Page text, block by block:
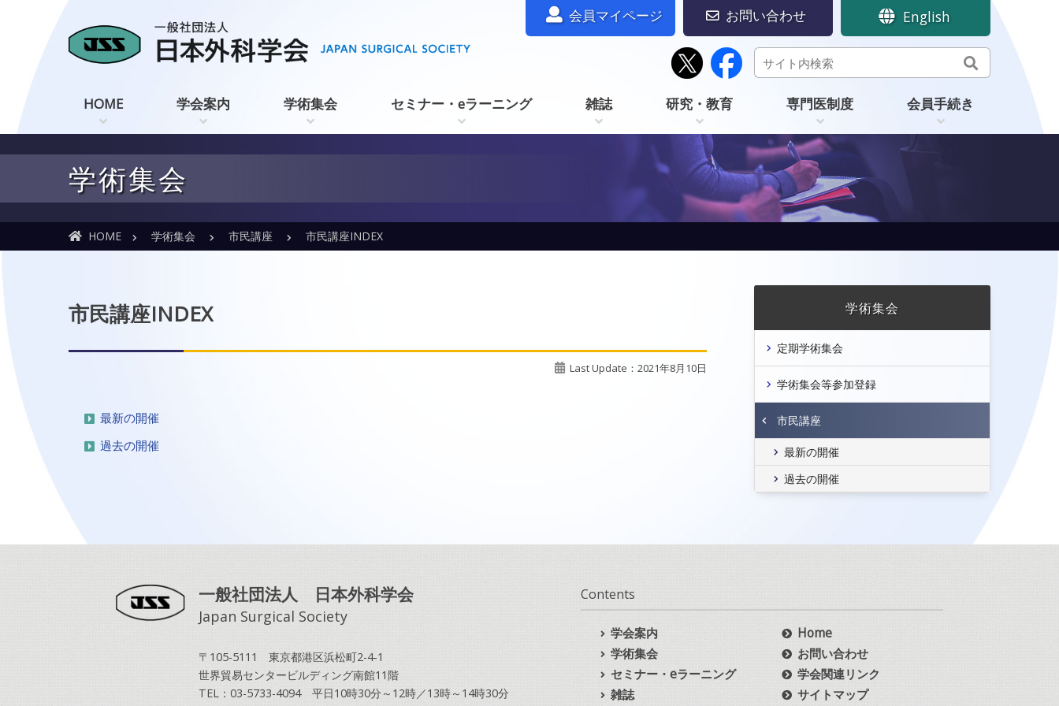
English
お問い合わせ
会員マイページ
HOME 学会案内 学術集会 セミナー・eラーニング 雑誌 研究・教育 専門医制度 会員手続き
学術集会
HOME 学術集会 市民講座 市民講座INDEX
市民講座INDEX
Last Update：2021年8月10日
最新の開催
過去の開催
学術集会
定期学術集会
学術集会等参加登録
市民講座
最新の開催
過去の開催
一般社団法人 日本外科学会
Japan Surgical Society
〒105-5111 東京都港区浜松町2-4-1
世界貿易センタービルディング南館11階
TEL：03-5733-4094 平日10時30分～12時／13時～14時30分
Contents
学会案内
学術集会
セミナー・eラーニング
雑誌
Home
お問い合わせ
学会関連リンク
サイトマップ